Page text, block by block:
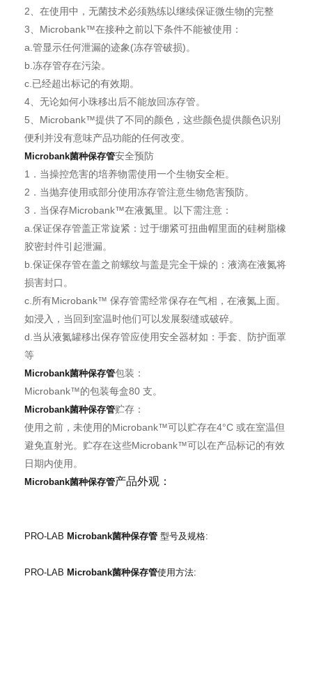
2、在使用中，无菌技术必须熟练以继续保证微生物的完整
3、Microbank™在接种之前以下条件不能被使用：
a.管显示任何泄漏的迹象(冻存管破损)。
b.冻存管存在污染。
c.已经超出标记的有效期。
4、无论如何小珠移出后不能放回冻存管。
5、Microbank™提供了不同的颜色，这些颜色提供颜色识别
便利并没有意味产品功能的任何改变。
Microbank菌种保存管安全预防
1．当操控危害的培养物需使用一个生物安全柜。
2．当抛弃使用或部分使用冻存管注意生物危害预防。
3．当保存Microbank™在液氮里。以下需注意：
a.保证保存管盖正常旋紧：过于绷紧可扭曲帽里面的硅树脂橡
胶密封件引起泄漏。
b.保证保存管在盖之前螺纹与盖是完全干燥的：液滴在液氮将
损害封口。
c.所有Microbank™ 保存管需经常保存在气相，在液氮上面。
如浸入，当回到室温时他们可以发展裂缝或破碎。
d.当从液氮罐移出保存管应使用安全器材如：手套、防护面罩
等
Microbank菌种保存管包装：
Microbank™的包装每盒80 支。
Microbank菌种保存管贮存：
使用之前，未使用的Microbank™可以贮存在4°C 或在室温但
避免直射光。贮存在这些Microbank™可以在产品标记的有效
日期内使用。
Microbank菌种保存管产品外观：
PRO-LAB Microbank菌种保存管 型号及规格:
PRO-LAB Microbank菌种保存管使用方法: